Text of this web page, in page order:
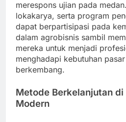
merespons ujian pada
lokakarya, serta program
dapat berpartisipasi pada
dalam agrobisnis sambil
mereka untuk menjadi
menghadapi kebutuhan
berkembang.
Metode Berkelanjutan di
Modern